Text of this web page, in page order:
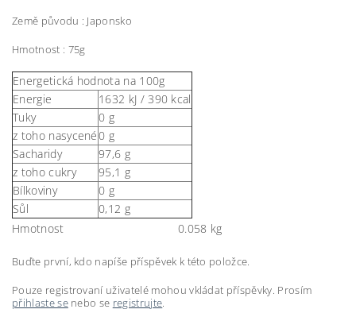
Země původu : Japonsko
Hmotnost : 75g
Energetická hodnota na 100g
Energie
1632 kJ / 390 kcal
Tuky
0 g
z toho nasycené0 g
Sacharidy
97,6 g
z toho cukry
95,1 g
Bílkoviny
0 g
Sůl
0,12 g
Hmotnost
0.058 kg
Buďte první, kdo napíše příspěvek k této položce.
Pouze registrovaní uživatelé mohou vkládat příspěvky. Prosím
přihlaste senebo se registrujte.